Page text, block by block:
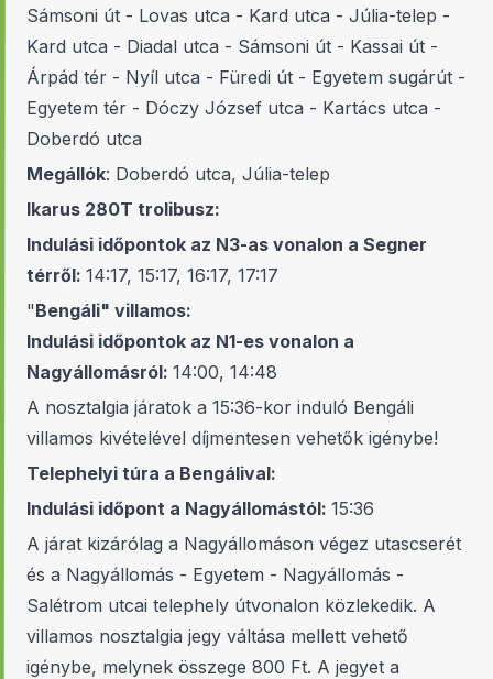
Sámsoni út - Lovas utca - Kard utca - Júlia-telep -
Kard utca - Diadal utca - Sámsoni út - Kassai út -
Árpád tér - Nyíl utca - Füredi út - Egyetem sugárút -
Egyetem tér - Dóczy József utca - Kartács utca -
Doberdó utca
Megállók: Doberdó utca, Júlia-telep
Ikarus 280T trolibusz:
Indulási időpontok az N3-as vonalon a Segner
térről: 14:17, 15:17, 16:17, 17:17
"Bengáli" villamos:
Indulási időpontok az N1-es vonalon a
Nagyállomásról: 14:00, 14:48
A nosztalgia járatok a 15:36-kor induló Bengáli
villamos kivételével díjmentesen vehetők igénybe!
Telephelyi túra a Bengálival:
Indulási időpont a Nagyállomástól: 15:36
A járat kizárólag a Nagyállomáson végez utascserét
és a Nagyállomás - Egyetem - Nagyállomás -
Salétrom utcai telephely útvonalon közlekedik. A
villamos nosztalgia jegy váltása mellett vehető
igénybe, melynek összege 800 Ft. A jegyet a